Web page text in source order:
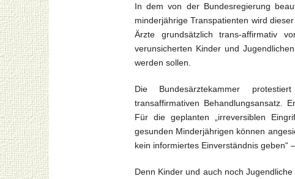
In dem von der Bundesregierung
minderjährige Transpatienten wird
Ärzte grundsätzlich trans-affirmativ
verunsicherten Kinder und
werden sollen.
Die Bundesärztekammer
transaffirmativen Behandlungsansatz.
Für die geplanten „irreversiblen
gesunden Minderjährigen können
kein informiertes Einverständnis geben“
Denn Kinder und auch noch